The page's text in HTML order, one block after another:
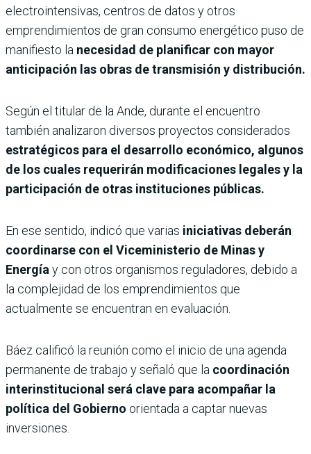
electrointensivas, centros de datos y otros
emprendimientos de gran consumo energético puso de
manifiesto la necesidad de planificar con mayor
anticipación las obras de transmisión y distribución.
Según el titular de la Ande, durante el encuentro
también analizaron diversos proyectos considerados
estratégicos para el desarrollo económico, algunos
de los cuales requerirán modificaciones legales y la
participación de otras instituciones públicas.
En ese sentido, indicó que varias iniciativas deberán
coordinarse con el Viceministerio de Minas y
Energía y con otros organismos reguladores, debido a
la complejidad de los emprendimientos que
actualmente se encuentran en evaluación.
Báez calificó la reunión como el inicio de una agenda
permanente de trabajo y señaló que la coordinación
interinstitucional será clave para acompañar la
política del Gobierno orientada a captar nuevas
inversiones.